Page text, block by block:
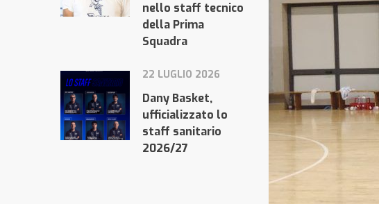
nello staff tecnico
della Prima
Squadra
22 LUGLIO 2026
Dany Basket,
ufficializzato lo
staff sanitario
2026/27